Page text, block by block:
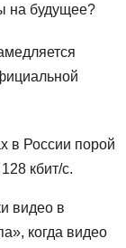
на будущее?
в России порой
кбит/с.
видео в
когда видео